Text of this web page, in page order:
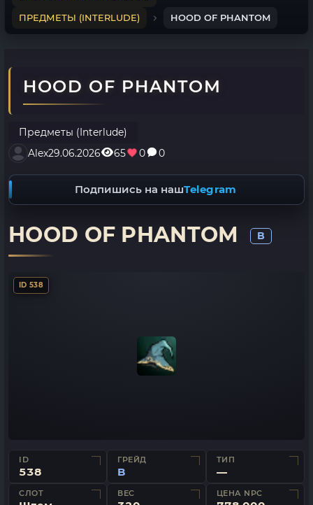
ПРЕДМЕТЫ (INTERLUDE)
HOOD OF PHANTOM
HOOD OF PHANTOM
Предметы (Interlude)
Alex29.06.2026 65 0 0
Подпишись на нашTelegram
HOOD OF PHANTOM B
ID 538
ID
538
ГРЕЙД
B
ТИП
—
СЛОТ ВЕС ЦЕНА NPC